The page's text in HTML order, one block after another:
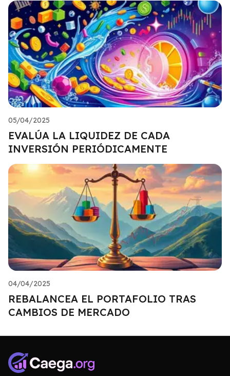
05/04/2025
EVALÚA LA LIQUIDEZ DE CADA
INVERSIÓN PERIÓDICAMENTE
04/04/2025
REBALANCEA EL PORTAFOLIO TRAS
CAMBIOS DE MERCADO